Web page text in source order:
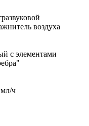
воздуха
с элементами
ч